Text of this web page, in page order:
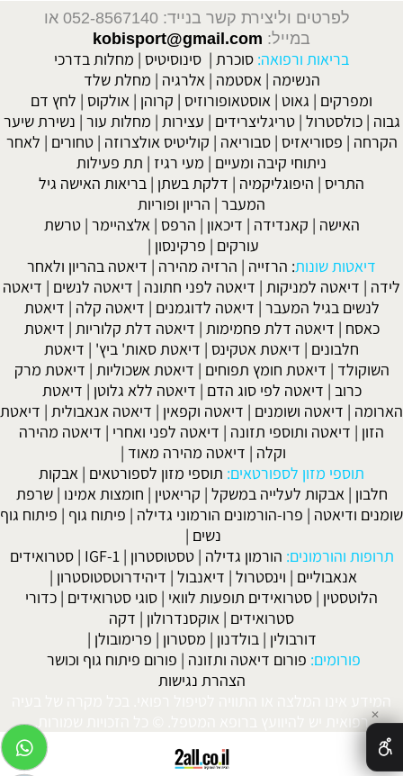
לפרטים וליצירת קשר בנייד: 052-8567140
או
במייל: kobisport@gmail.com
בריאות ורפואה: סוכרת | סינוסיטיס | מחלות בדרכי
הנשימה | אסטמה | אלרגיה | מחלת שלד
ומפרקים | גאוט | אוסטאופורוזיס | קרוהן | אולקוס | לחץ דם
גבוה |כולסטרול |טריגליצרידים | עצירות | מחלות עור | נשירת שיער
הקרחה | פסוריאזיס |סבוריאה | קוליטיס אולצרוזה |טחורים | לאחר
ניתוחי קיבה ומעיים | מעי רגיז | תת פעילות
התריס | היפוגליקמיה | דלקת בשתן | בריאות האישה גיל
המעבר | הריון ופוריות
האישה | קאנדידה | דיכאון | הרפס | אלצהיימר |טרשת
עורקים | פרקינסון |
דיאטות שונות: הרזייה | הרזיה מהירה | דיאטה בהריון ולאחר
לידה | דיאטה למניקות | דיאטה לפני חתונה | דיאטה לנשים | דיאטה
לנשים בגיל המעבר | דיאטה לדוגמנים | דיאטה קלה | דיאטת
כאסח | דיאטה דלת פחמימות | דיאטה דלת קלוריות | דיאטת
חלבונים | דיאטת אטקינס | דיאטת סאות' ביץ' | דיאטת
השוקולד | דיאטת חומץ תפוחים | דיאטת אשכוליות | דיאטת מרק
כרוב | דיאטה לפי סוג הדם | דיאטה ללא גלוטן | דיאטת
הארומה | דיאטה ושומנים | דיאטה וקפאין | דיאטה אנאבולית | דיאטת
הזון | דיאטה ותוספי תזונה | דיאטה לפני ואחרי | דיאטה מהירה
וקלה | דיאטה מהירה מאוד |
תוספי מזון לספורטאים: תוספי מזון לספורטאים | אבקות
חלבון | אבקות לעלייה במשקל | קריאטין | חומצות אמינו |שרפת
שומנים ודיאטה | פרו-הורמונים הורמוני גדילה | פיתוח גוף | פיתוח גוף
נשים |
תרופות והורמונים: הורמון גדילה |טסטוסטרון |
IGF-1
|סטרואידים
אנאבוליים | וינסטרול | דיאנבול | דיהידרוטסטוסטרון |
הלוטסטין | סטרואידים תופעות לוואי | סוגי סטרואידים | כדורי
סטרואידים | אוקסנדרולון | דקה
דורבולין | בולדנון | מסטרון | פרימובולן |
פורומים: פורום דיאטה ותזונה | פורום פיתוח גוף וכושר
הצהרת נגישות
המידע אינו המלצה או התוויה לטיפול רפואי. בכל מקרה של בעיה
רפואית יש להיוועץ ברופא המטפל. © כל הזכויות שמורות. ✕